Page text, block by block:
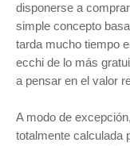
disponerse a
simple concepto
tarda mucho tiempo
ecchi de lo más
a pensar en el valor
A modo de
totalmente calculada